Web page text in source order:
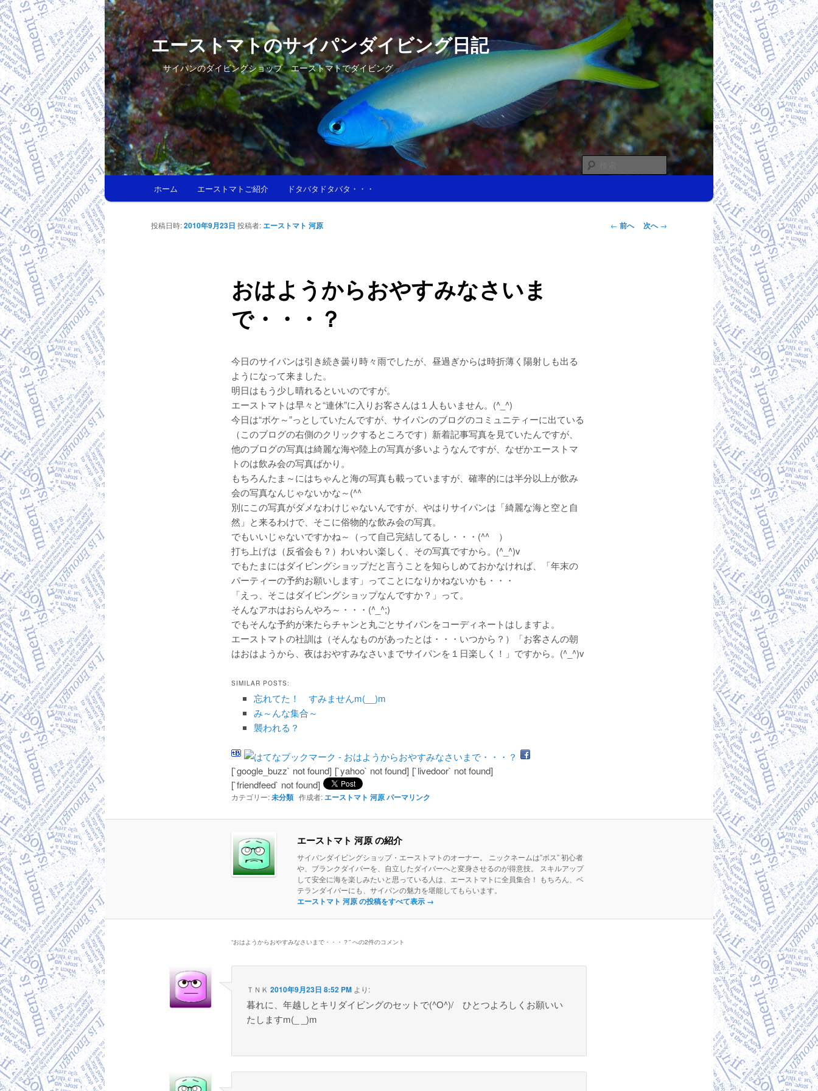
エーストマトのサイパンダイビング日記
サイパンのダイビングショップ エーストマトでダイビング
検
メインコンテンツへ移動
サブコンテンツへ移動
ホーム エーストマトご紹介 ドタバタドタバタ・・・
投稿ナビゲー
← 前へ 次へ→
おはようからおやすみなさいま
で・・・？
投稿日時:2010年9月23日 投稿者: エーストマト 河原
今日のサイパンは引き続き曇り時々雨でしたが、昼過ぎからは時折薄く陽射しも出る
ようになって来ました。
明日はもう少し晴れるといいのですが。
エーストマトは早々と“連休”に入りお客さんは１人もいません。(^_^)
今日は“ボケ～”っとしていたんですが、サイパンのブログのコミュニティーに出ている
（このブログの右側のクリックするところです）新着記事写真を見ていたんですが、
他のブログの写真は綺麗な海や陸上の写真が多いようなんですが、なぜかエーストマ
トのは飲み会の写真ばかり。
もちろんたま～にはちゃんと海の写真も載っていますが、確率的には半分以上が飲み
会の写真なんじゃないかな～(^^ゞ
別にこの写真がダメなわけじゃないんですが、やはりサイパンは「綺麗な海と空と自
然」と来るわけで、そこに俗物的な飲み会の写真。
でもいいじゃないですかね～（って自己完結してるし・・・(^^ゞ）
打ち上げは（反省会も？）わいわい楽しく、その写真ですから。(^_^)v
でもたまにはダイビングショップだと言うことを知らしめておかなければ、「年末の
パーティーの予約お願いします」ってことになりかねないかも・・・
「えっ、そこはダイビングショップなんですか？」って。
そんなアホはおらんやろ～・・・(^_^;)
でもそんな予約が来たらチャンと丸ごとサイパンをコーディネートはしますよ。
エーストマトの社訓は（そんなものがあったとは・・・いつから？）「お客さんの朝
はおはようから、夜はおやすみなさいまでサイパンを１日楽しく！」ですから。(^_^)v
SIMILAR POSTS:
忘れてた！ すみませんm(__)m
み～んな集合～
襲われる？
[`google_buzz` not found] [`yahoo` not found] [`livedoor` not found]
[`friendfeed` not found]
カテゴリー:未分類作成者: エーストマト 河原パーマリンク
エーストマト 河原 の紹介
サイパンダイビングショップ・エーストマトのオーナー。 ニックネームは”ボス” 初心者
や、ブランクダイバーを、自立したダイバーへと変身させるのが得意技。 スキルアップ
して安全に海を楽しみたいと思っている人は、エーストマトに全員集合！ もちろん、ベ
テランダイバーにも、サイパンの魅力を堪能してもらいます。
エーストマト 河原 の投稿をすべて表示 →
“おはようからおやすみなさいまで・・・？” への2件のコメント
ＴＮＫ 2010年9月23日 8:52 PM より:
暮れに、年越しとキリダイビングのセットで(^O^)/ ひとつよろしくお願いい
たしますm(_ _)m